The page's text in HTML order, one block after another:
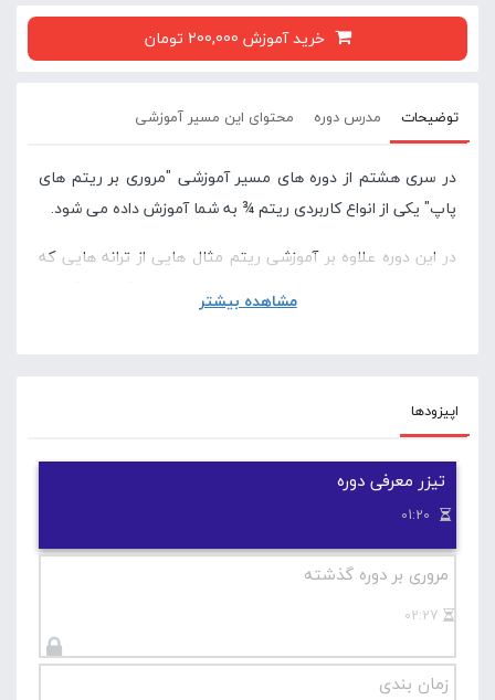
خرید آموزش 200,000 تومان
توضیحات مدرس دوره محتوای این مسیر آموزشی
در سری هشتم از دوره های مسیر آموزشی "مروری بر ریتم های
پاپ" یکی از انواع کاربردی ریتم ¾ به شما آموزش داده می شود.
در این دوره علاوه بر آموزشی ریتم مثال هایی از ترانه هایی که
توسط این ریتم اجرا می شوند به همراه تمرینات قدم به قدم با
مترونوم نیز توضیح داده شده است.
مشاهده بیشتر
اپیزودها
تیزر معرفی دوره
مروری بر دوره گذشته
02:27
زمان بندی